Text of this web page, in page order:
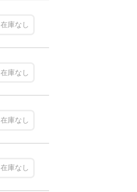
在庫なし
在庫なし
在庫なし
在庫なし